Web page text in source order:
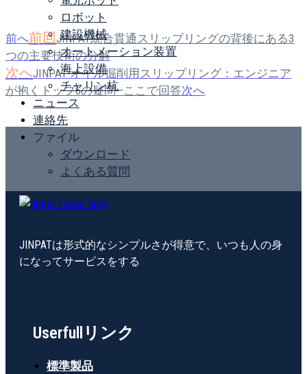
ロボット
建設機械
オートメーション装置
海上設備
チャリン杭
ニュース
連絡先
ファイル
ダウンロード
よくある質問
前へ前回JINPAT統合貫通スリップリングの背後にある3
つの主要技術の分解
次へJINPAT オイル掘削用スリップリング：エンジニア
が抱くトップ6の疑問—ここで回答次へ
JINPATは形式的なシンプルさが得意で、いつも人の身
になってサービスをする
Userfullリンク
標準製品